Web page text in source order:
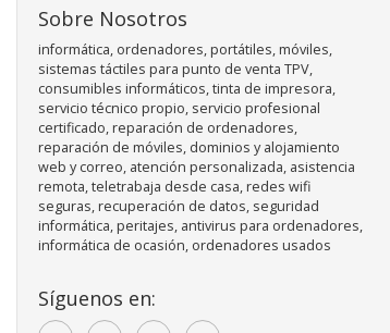
Sobre Nosotros
informática, ordenadores, portátiles, móviles,
sistemas táctiles para punto de venta TPV,
consumibles informáticos, tinta de impresora,
servicio técnico propio, servicio profesional
certificado, reparación de ordenadores,
reparación de móviles, dominios y alojamiento
web y correo, atención personalizada, asistencia
remota, teletrabaja desde casa, redes wifi
seguras, recuperación de datos, seguridad
informática, peritajes, antivirus para ordenadores,
informática de ocasión, ordenadores usados
Síguenos en: